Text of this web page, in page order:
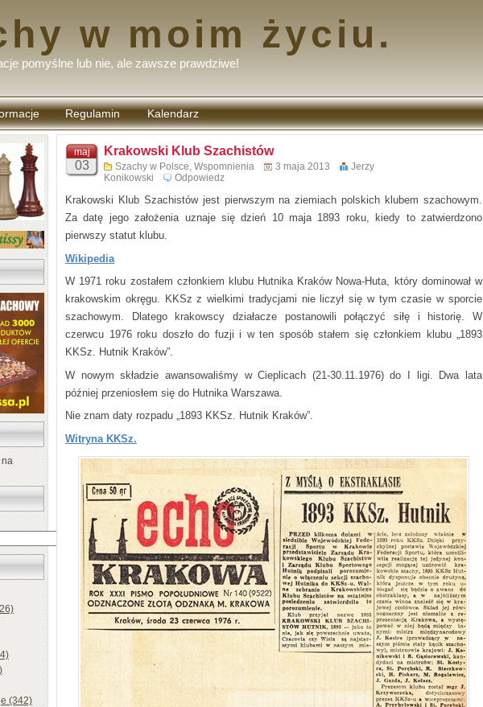
w moim życiu.
pomyślne lub nie, ale zawsze prawdziwe!
Regulamin
komentarzy
Kalendarz
na
(342)
maj
03
Krakowski Klub Szachistów
Szachy w Polsce, Wspomnienia 3 maja 2013
Jerzy
Konikowski
Odpowiedz
Krakowski Klub Szachistów jest pierwszym na ziemiach polskich klubem szachowym.
Za datę jego założenia uznaje się dzień 10 maja 1893 roku, kiedy to zatwierdzono
pierwszy statut klubu.
Wikipedia
W 1971 roku zostałem członkiem klubu Hutnika Kraków Nowa-Huta, który dominował w
krakowskim okręgu. KKSz z wielkimi tradycjami nie liczył się w tym czasie w sporcie
szachowym. Dlatego krakowscy działacze postanowili połączyć siłę i historię. W
czerwcu 1976 roku doszło do fuzji i w ten sposób stałem się członkiem klubu „1893
KKSz. Hutnik Kraków”.
W nowym składzie awansowaliśmy w Cieplicach (21-30.11.1976) do I ligi. Dwa lata
później przeniosłem się do Hutnika Warszawa.
Nie znam daty rozpadu „1893 KKSz. Hutnik Kraków”.
Witryna KKSz.